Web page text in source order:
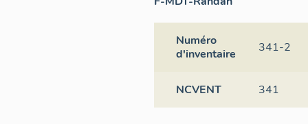
Numéro
d'inventaire
341-2
NCVENT 341